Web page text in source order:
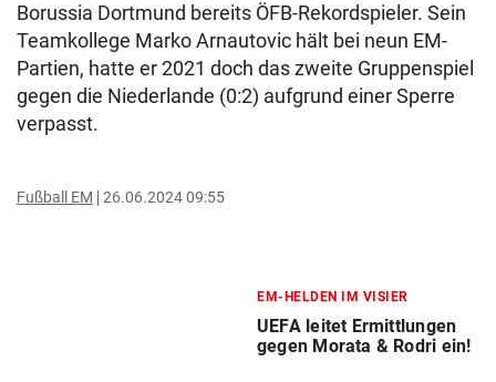
Borussia Dortmund bereits ÖFB-Rekordspieler. Sein
Teamkollege Marko Arnautovic hält bei neun EM-
Partien, hatte er 2021 doch das zweite Gruppenspiel
gegen die Niederlande (0:2) aufgrund einer Sperre
verpasst.
Fußball EM 26.06.2024 09:55
EM-HELDEN IM VISIER
UEFA leitet Ermittlungen
gegen Morata & Rodri ein!